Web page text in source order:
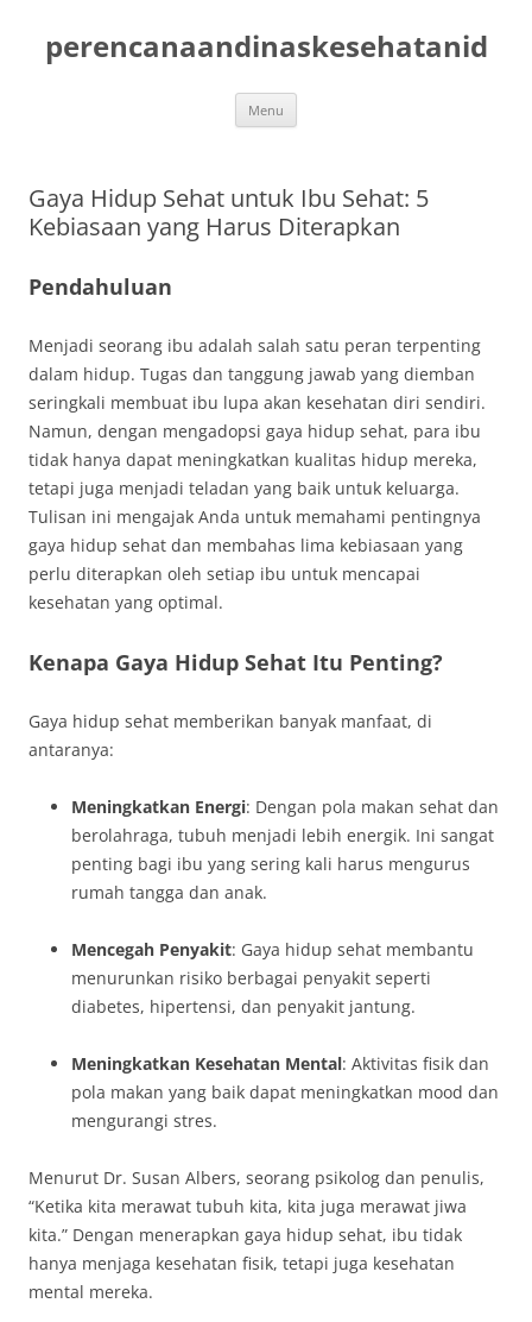
content
perencanaandinaskesehatanid
Menu
Gaya Hidup Sehat untuk Ibu Sehat: 5
Kebiasaan yang Harus Diterapkan
Pendahuluan
Menjadi seorang ibu adalah salah satu peran terpenting
dalam hidup. Tugas dan tanggung jawab yang diemban
seringkali membuat ibu lupa akan kesehatan diri sendiri.
Namun, dengan mengadopsi gaya hidup sehat, para ibu
tidak hanya dapat meningkatkan kualitas hidup mereka,
tetapi juga menjadi teladan yang baik untuk keluarga.
Tulisan ini mengajak Anda untuk memahami pentingnya
gaya hidup sehat dan membahas lima kebiasaan yang
perlu diterapkan oleh setiap ibu untuk mencapai
kesehatan yang optimal.
Kenapa Gaya Hidup Sehat Itu Penting?
Gaya hidup sehat memberikan banyak manfaat, di
antaranya:
Meningkatkan Energi: Dengan pola makan sehat dan
berolahraga, tubuh menjadi lebih energik. Ini sangat
penting bagi ibu yang sering kali harus mengurus
rumah tangga dan anak.
Mencegah Penyakit: Gaya hidup sehat membantu
menurunkan risiko berbagai penyakit seperti
diabetes, hipertensi, dan penyakit jantung.
Meningkatkan Kesehatan Mental: Aktivitas fisik dan
pola makan yang baik dapat meningkatkan mood dan
mengurangi stres.
Menurut Dr. Susan Albers, seorang psikolog dan penulis,
“Ketika kita merawat tubuh kita, kita juga merawat jiwa
kita.” Dengan menerapkan gaya hidup sehat, ibu tidak
hanya menjaga kesehatan fisik, tetapi juga kesehatan
mental mereka.